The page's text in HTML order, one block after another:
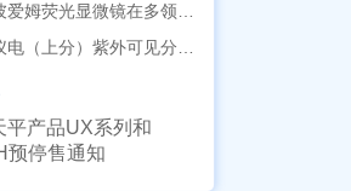
光显微镜在多领域样品荧光成像中的应用与工艺优化
（上分）紫外可见分光光度计如何选型
平产品UX系列和
预停售通知